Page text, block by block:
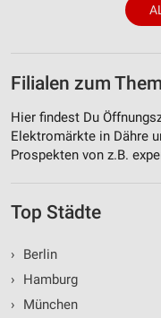
Filialen zum
Hier findest Du
Elektromärkte in Dähre
Prospekten von z.B.
Top Städte
›
Berlin
›
Hamburg
›
München